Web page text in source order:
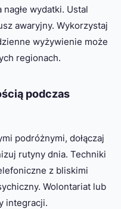
wydatki. Ustal
awaryjny. Wykorzystaj
wyżywienie może
regionach.
podczas
podróżnymi, dołączaj
rutyny dnia. Techniki
z bliskimi
Wolontariat lub
integracji.